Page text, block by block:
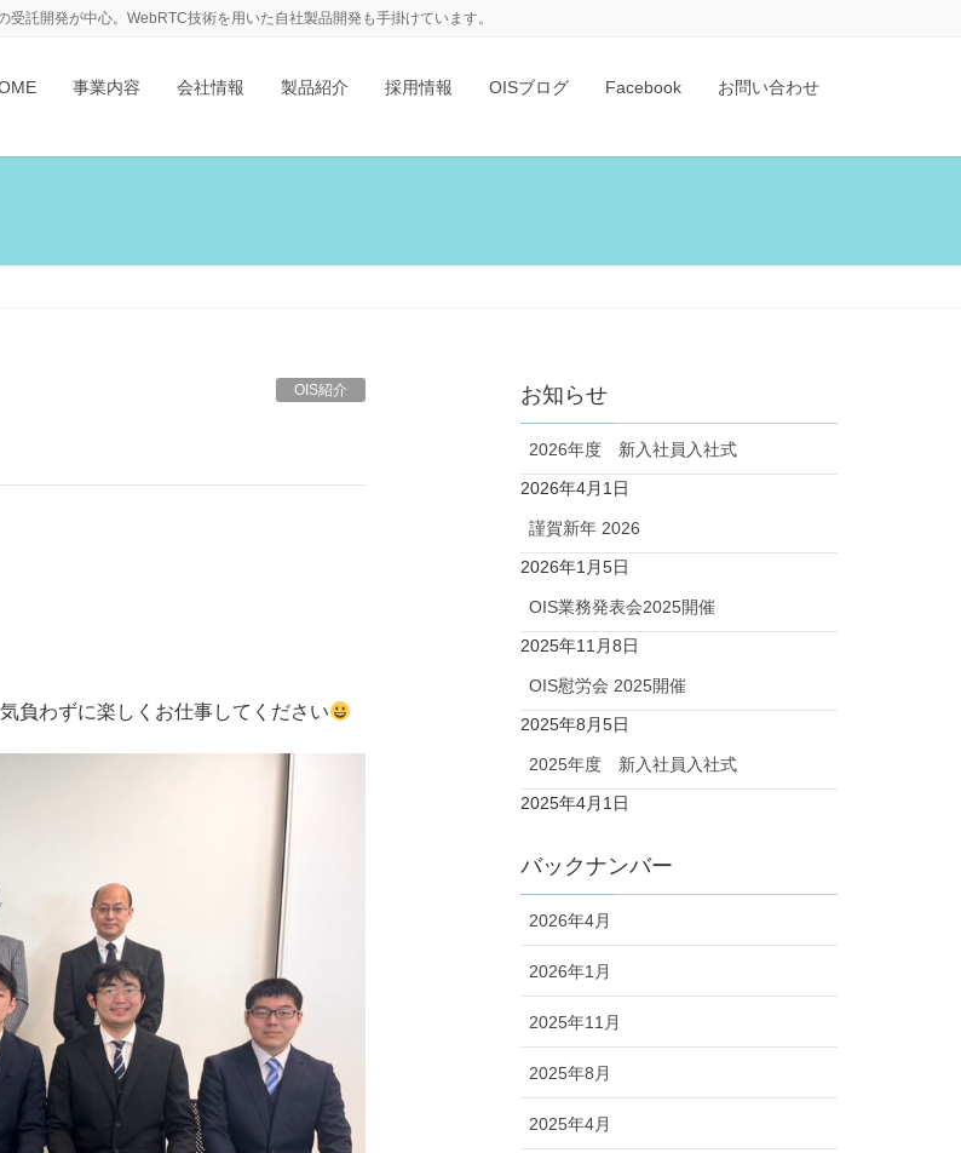
託開発が中心。WebRTC技術を用いた自社製品開発も手掛けています。
事業内容 会社情報 製品紹介 採用情報 OISブログ Facebook お問い合わせ
OIS紹介
負わずに楽しくお仕事してください
お知らせ
2026年度 新入社員入社式
2026年4月1日
謹賀新年 2026
2026年1月5日
OIS業務発表会2025開催
2025年11月8日
OIS慰労会 2025開催
2025年8月5日
2025年度 新入社員入社式
2025年4月1日
バックナンバー
2026年4月
2026年1月
2025年11月
2025年8月
2025年4月